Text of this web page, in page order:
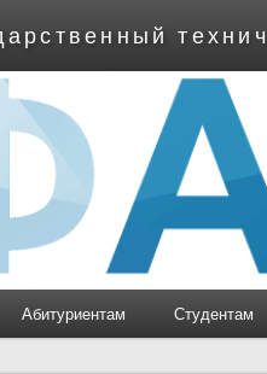
Абитуриентам Студентам